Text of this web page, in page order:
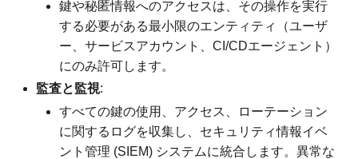
鍵や秘匿情報へのアクセスは、その操作を実行
する必要がある最小限のエンティティ（ユーザ
ー、サービスアカウント、CI/CDエージェント）
にのみ許可します。
監査と監視:
すべての鍵の使用、アクセス、ローテーション
に関するログを収集し、セキュリティ情報イベ
ント管理 (SIEM) システムに統合します。異常な